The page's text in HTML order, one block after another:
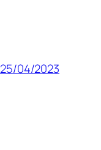
25/04/2023